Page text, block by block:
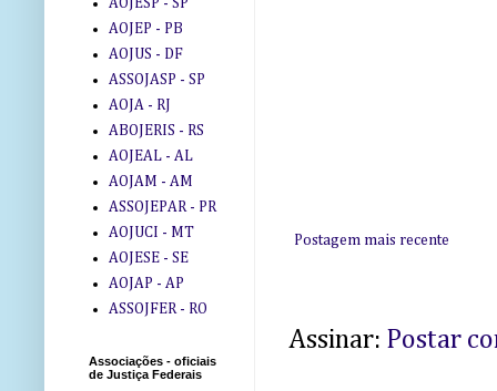
Postagem mais recente
Assinar: Postar
AOJESP - SP
AOJEP - PB
AOJUS - DF
ASSOJASP - SP
AOJA - RJ
ABOJERIS - RS
AOJEAL - AL
AOJAM - AM
ASSOJEPAR - PR
AOJUCI - MT
AOJESE - SE
AOJAP - AP
ASSOJFER - RO
Associações - oficiais
de Justiça Federais